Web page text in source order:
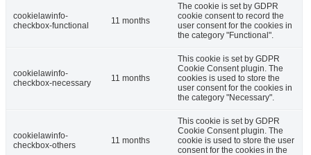
cookielawinfo-
checkbox-functional
11 months
The cookie is set by GDPR
cookie consent to record the
user consent for the cookies in
the category "Functional".
cookielawinfo-
checkbox-necessary
11 months
This cookie is set by GDPR
Cookie Consent plugin. The
cookies is used to store the
user consent for the cookies in
the category "Necessary".
cookielawinfo-
checkbox-others
11 months
This cookie is set by GDPR
Cookie Consent plugin. The
cookie is used to store the user
consent for the cookies in the